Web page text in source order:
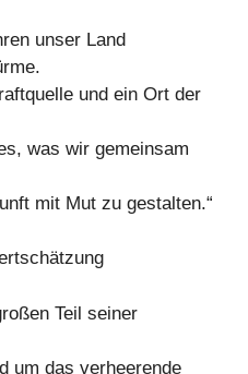
unser Land
und ein Ort der
was wir gemeinsam
mit Mut zu gestalten.“
Teil seiner
um das verheerende